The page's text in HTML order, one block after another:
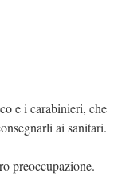
e i carabinieri, che
ai sanitari.
preoccupazione.